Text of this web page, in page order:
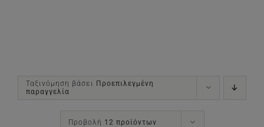
Ταξινόμηση βάσει Προεπιλεγμένη
παραγγελία
Προβολή 12 προϊόντων